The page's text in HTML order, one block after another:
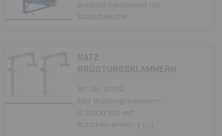
Dreibock freistehend mit
Ballastbehälter
SATZ
BRÜSTUNGSKLAMMERN
Art.-Nr. 01902
Satz Brüstungsklammern
(2 Stück), nur mit
Rutschenrahmen e [...]